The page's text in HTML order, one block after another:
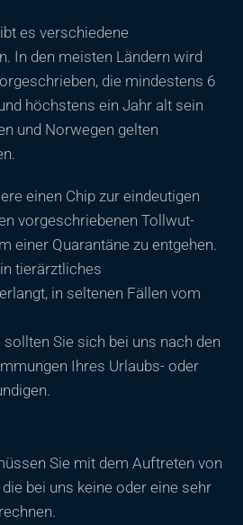
es verschiedene
In den meisten Ländern wird
die mindestens 6
höchstens ein Jahr alt sein
und Norwegen gelten
einen Chip zur eindeutigen
vorgeschriebenen Tollwut-
einer Quarantäne zu entgehen.
tierärztliches
in seltenen Fällen vom
Sie sich bei uns nach den
Ihres Urlaubs- oder
Sie mit dem Auftreten von
bei uns keine oder eine sehr